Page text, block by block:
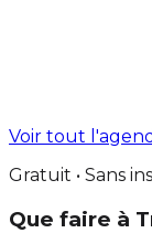
Voir tout
Gratuit • Sans
Que faire à